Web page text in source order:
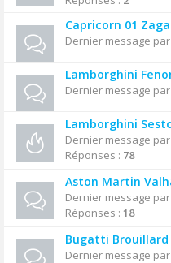
Capricorn 01
Dernier message par
Lamborghini
Dernier message par
Lamborghini
Dernier message par
Réponses : 78
Aston Martin
Dernier message par
Réponses : 18
Bugatti Brouillard
Dernier message par